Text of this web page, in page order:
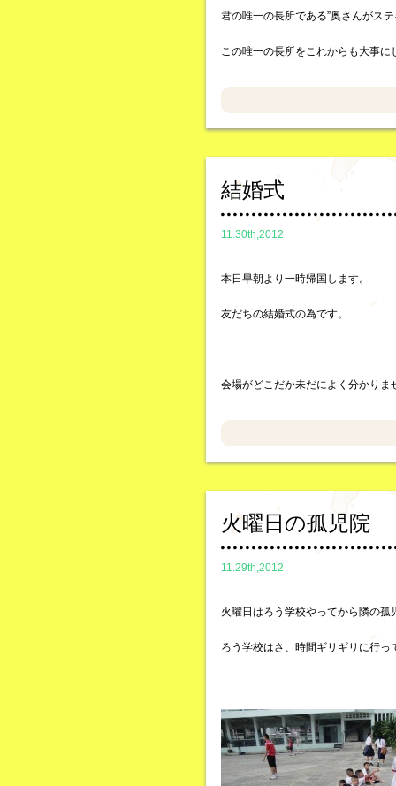
君の唯一の長所である”奥さんがステ
この唯一の長所をこれからも大事に
結婚式
11.30th,2012
本日早朝より一時帰国します。
友だちの結婚式の為です。
会場がどこだか未だによく分かり
火曜日の孤児院
11.29th,2012
火曜日はろう学校やってから隣の孤
ろう学校はさ、時間ギリギリに行